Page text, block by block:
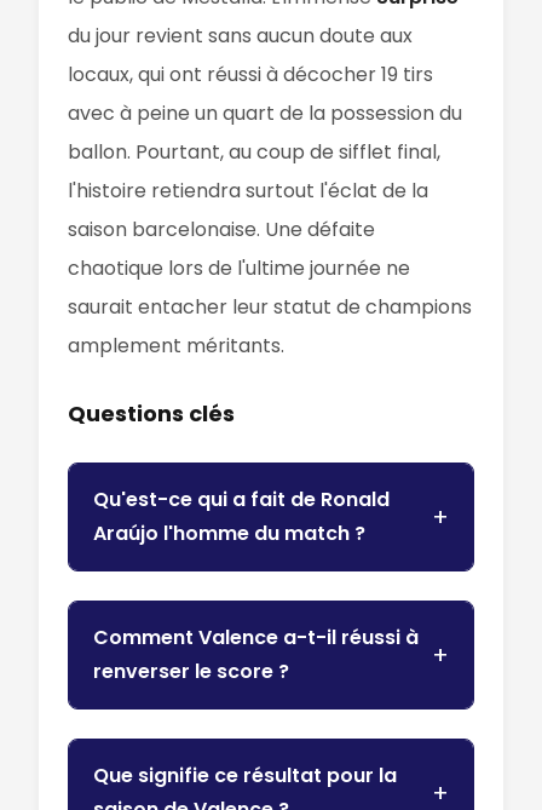
du jour revient sans aucun doute aux
locaux, qui ont réussi à décocher 19 tirs
avec à peine un quart de la possession du
ballon. Pourtant, au coup de sifflet final,
l'histoire retiendra surtout l'éclat de la
saison barcelonaise. Une défaite
chaotique lors de l'ultime journée ne
saurait entacher leur statut de champions
amplement méritants.
Questions clés
Qu'est-ce qui a fait de Ronald
Araújo l'homme du match ?
Comment Valence a-t-il réussi à
renverser le score ?
Que signifie ce résultat pour la